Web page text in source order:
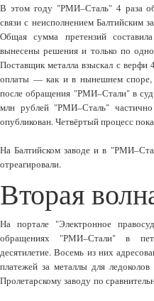
В этом году "РМИ–Сталь" 4 раза
связи с неисполнением Балтийским
Общая сумма претензий
вынесены решения и только по
Поставщик металла взыскал с
оплаты — как и в нынешнем споре,
после обращения "РМИ–Стали" в
млн рублей "РМИ–Сталь"
опубликован. Четвёртый процесс
На Балтийском заводе и в
отреагировали.
Вторая
На портале "Электронное
обращениях "РМИ–Стали" в
десятилетие. Восемь из них
платежей за металлы для
Пролетарскому заводу по